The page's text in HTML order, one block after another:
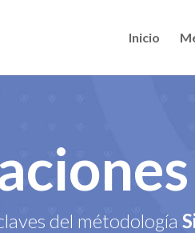
Inicio
del métodología